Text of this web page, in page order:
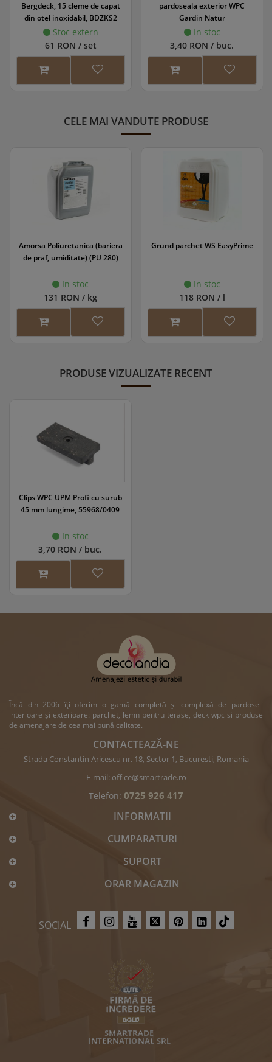
Bergdeck, 15 cleme de capat
din otel inoxidabil, BDZKS2
Stoc extern
61 RON / set
pardoseala exterior WPC
Gardin Natur
In stoc
3,40 RON / buc.
CELE MAI VANDUTE PRODUSE
Amorsa Poliuretanica (bariera
de praf, umiditate) (PU 280)
In stoc
131 RON / kg
Grund parchet WS EasyPrime
In stoc
118 RON / l
PRODUSE VIZUALIZATE RECENT
Clips WPC UPM Profi cu surub
45 mm lungime, 55968/0409
In stoc
3,70 RON / buc.
Încă din 2006 îți oferim o gamă completă și complexă de pardoseli
interioare și exterioare: parchet, lemn pentru terase, deck wpc si produse
de amenajare de cea mai bună calitate.
CONTACTEAZĂ-NE
Strada Constantin Aricescu nr. 18, Sector 1, Bucuresti, Romania
E-mail: office@smartrade.ro
Telefon: 0725 926 417
INFORMATII
CUMPARATURI
SUPORT
ORAR MAGAZIN
SOCIAL